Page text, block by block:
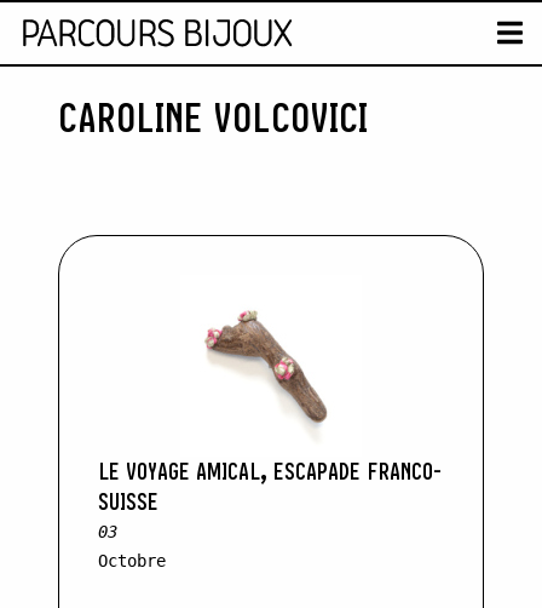
Skip to content
CARTE
CAROLINE VOLCOVICI
LE VOYAGE AMICAL, ESCAPADE FRANCO-
SUISSE
03
Octobre